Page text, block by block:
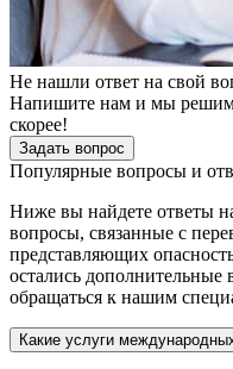
Не нашли ответ на свой
Напишите нам и мы
скорее!
Задать вопрос
Популярные вопросы и
Ниже вы найдете ответы
вопросы, связанные с
представляющих
остались дополнительные
обращаться к нашим
Какие услуги